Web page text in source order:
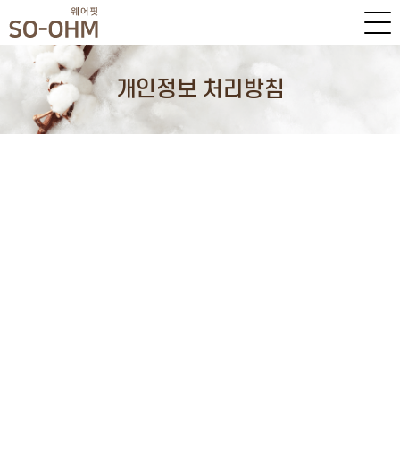
개인정보 처리방침